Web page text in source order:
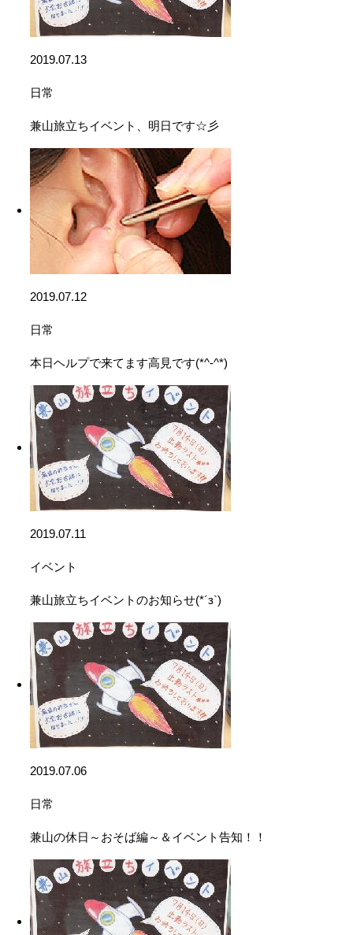
2019.07.13
日常
兼山旅立ちイベント、明日です☆彡
2019.07.12
日常
本日ヘルプで来てます高見です(*^-^*)
2019.07.11
イベント
兼山旅立ちイベントのお知らせ(*´з`)
2019.07.06
日常
兼山の休日～おそば編～＆イベント告知！！